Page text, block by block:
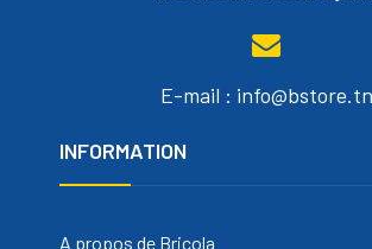
E-mail : info@bstore.tn
INFORMATION
A propos de Bricola